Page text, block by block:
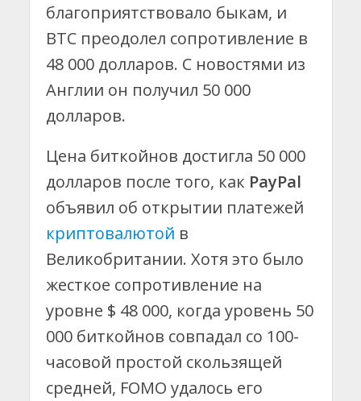
благоприятствовало быкам, и
BTC преодолел сопротивление в
48 000 долларов. С новостями из
Англии он получил 50 000
долларов.
Цена биткойнов достигла 50 000
долларов после того, как PayPal
объявил об открытии платежей
криптовалютой в
Великобритании. Хотя это было
жесткое сопротивление на
уровне $ 48 000, когда уровень 50
000 биткойнов совпадал со 100-
часовой простой скользящей
средней, FOMO удалось его